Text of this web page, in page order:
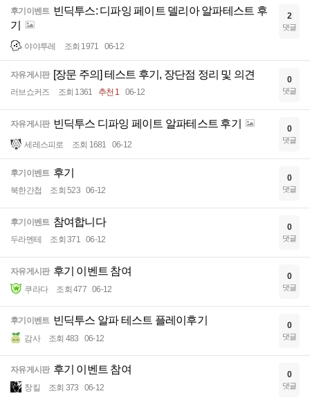
후기이벤트 빈딕투스: 디파잉 페이트 델리아 알파테스트 후
기
야야투레 조회 1971 06-12
2
댓글
자유게시판 [장문 주의] 테스트 후기, 장단점 정리 및 의견
러브쇼커즈 조회 1361 추천 1 06-12
0
댓글
자유게시판 빈딕투스 디파잉 페이트 알파테스트 후기
세레스피로 조회 1681 06-12
0
댓글
후기이벤트 후기
북한간첩 조회 523 06-12
0
댓글
후기이벤트 참여합니다
두라멘테 조회 371 06-12
0
댓글
자유게시판 후기 이벤트 참여
쿠라다 조회 477 06-12
0
댓글
후기이벤트 빈딕투스 알파 테스트 플레이후기
감사 조회 483 06-12
0
댓글
자유게시판 후기 이벤트 참여
창킬 조회 373 06-12
0
댓글